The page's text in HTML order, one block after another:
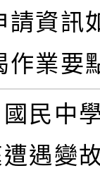
請資訊
作業要
民中
遇變